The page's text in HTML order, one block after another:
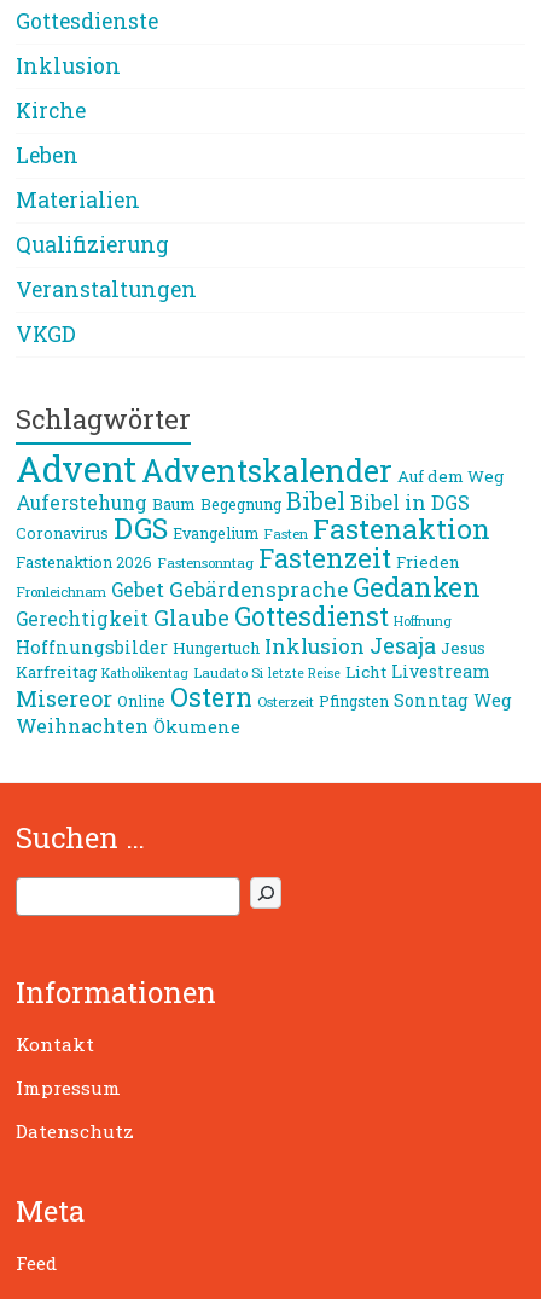
Gottesdienste
Inklusion
Kirche
Leben
Materialien
Qualifizierung
Veranstaltungen
VKGD
Schlagwörter
AdventAdventskalender Auf dem Weg
Auferstehung Baum Begegnung Bibel Bibel in DGS
Coronavirus DGS Evangelium Fasten Fastenaktion
Fastenaktion 2026 Fastensonntag Fastenzeit Frieden
Fronleichnam Gebet Gebärdensprache Gedanken
Gerechtigkeit Glaube Gottesdienst Hoffnung
Hoffnungsbilder Hungertuch Inklusion Jesaja Jesus
Karfreitag Katholikentag Laudato Si letzte Reise Licht Livestream
Misereor Online Ostern Osterzeit Pfingsten Sonntag Weg
Weihnachten Ökumene
Suchen …
u
e
n
Informationen
Kontakt
Impressum
Datenschutz
Meta
Feed